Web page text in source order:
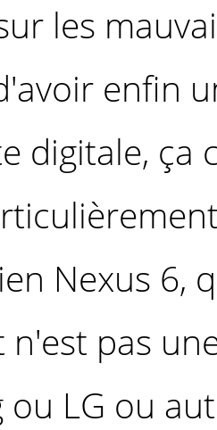
les
enfin
digitale, ça
Nexus 6,
n'est pas
ou LG ou